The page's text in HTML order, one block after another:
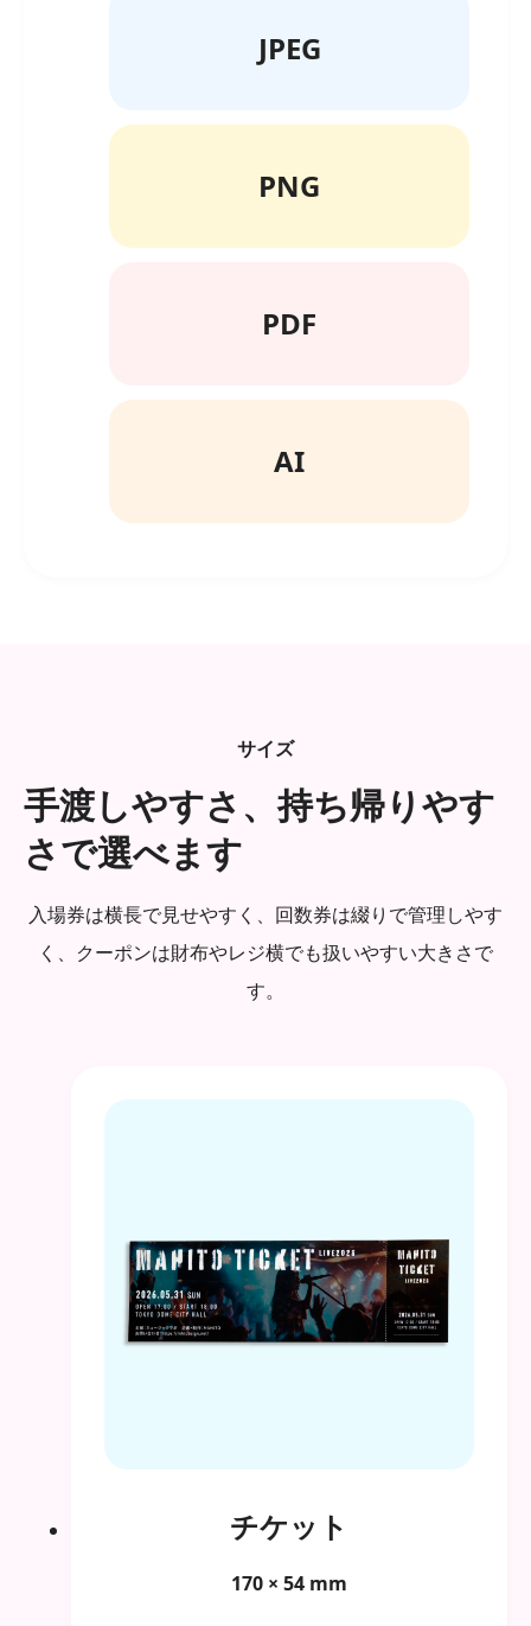
JPEG
PNG
PDF
AI
サイズ
手渡しやすさ、持ち帰りやす
さで選べます
入場券は横長で見せやすく、回数券は綴りで管理しやす
く、クーポンは財布やレジ横でも扱いやすい大きさで
す。
チケット
170 × 54 mm